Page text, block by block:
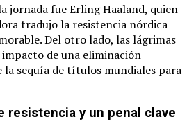
jornada fue Erling Haaland, quien
tradujo la resistencia nórdica
Del otro lado, las lágrimas
de una eliminación
la sequía de títulos mundiales para
resistencia y un penal clave